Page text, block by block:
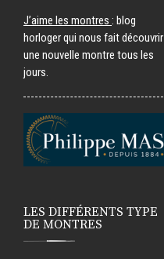
J’aime les montres : blog
horloger qui nous fait découvrir
une nouvelle montre tous les
jours.
LES DIFFÉRENTS TYPE
DE MONTRES